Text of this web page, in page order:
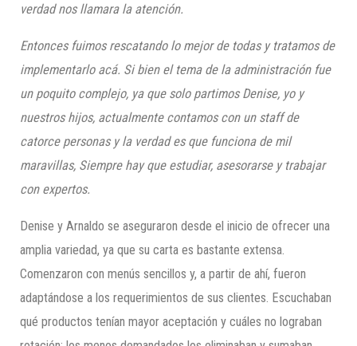
verdad nos llamara la atención.
Entonces fuimos rescatando lo mejor de todas y tratamos de
implementarlo acá. Si bien el tema de la administración fue
un poquito complejo, ya que solo partimos Denise, yo y
nuestros hijos, actualmente contamos con un staff de
catorce personas y la verdad es que funciona de mil
maravillas, Siempre hay que estudiar, asesorarse y trabajar
con expertos.
Denise y Arnaldo se aseguraron desde el inicio de ofrecer una
amplia variedad, ya que su carta es bastante extensa.
Comenzaron con menús sencillos y, a partir de ahí, fueron
adaptándose a los requerimientos de sus clientes. Escuchaban
qué productos tenían mayor aceptación y cuáles no lograban